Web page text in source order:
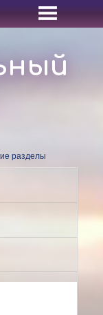
разделы